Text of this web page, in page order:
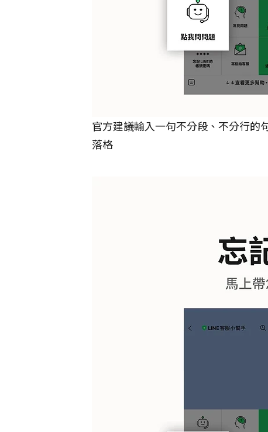
官方建議輸入一句不分段、不分行的
落格